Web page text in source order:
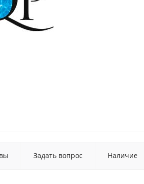
Задать вопрос Наличие